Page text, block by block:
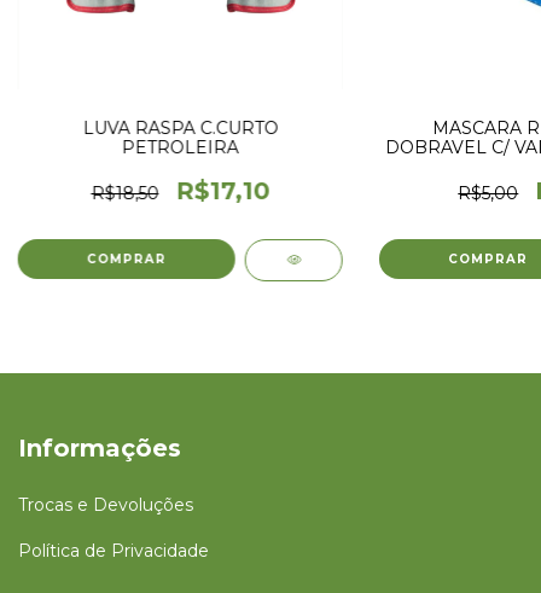
LUVA RASPA C.CURTO
PETROLEIRA
R$18,50 R$17,10
MASCARA
DOBRAVEL C/
R$5,00
Informações
Trocas e Devoluções
Política de Privacidade